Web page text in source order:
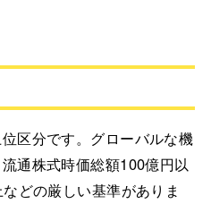
区分です。グローバルな機
通株式時価総額100億円以
どの厳しい基準がありま